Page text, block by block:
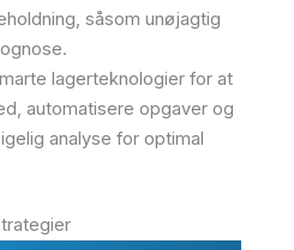
såsom unøjagtig
lagerteknologier for at
automatisere opgaver og
analyse for optimal